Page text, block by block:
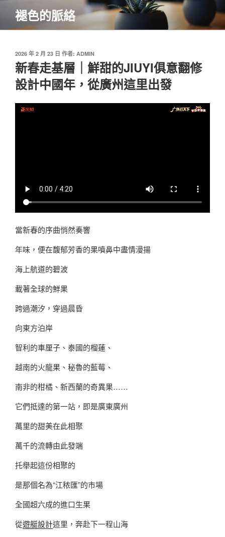
主
褪色的脈絡
發
佈
於
2026 年 2 月 23 日 作者: ADMIN
新春走基層｜鮮甜的JIUYI俱意翻修
設計中國年，從廣州這里出發
當新春的序曲悄然奏響
年味，便在馥郁芳香的果噴鼻中盡情漫揚
海上航道的碧波
載著全球的鮮果
跨過潮汐，穿過晨昏
向東方泊岸
智利的車厘子、泰國的榴蓮、
越南的火龍果、秘魯的藍莓、
南非的柑橘、新西蘭的奇異果……
它們抵達的第一站，即是廣東廣州
萬里的甜美在此相聚
萬千的流轉由此發端
托舉起這份相聚的
是那個名為“江秾匯”的市場
全國超六成的進口生果
從遊艇設計這里，奔赴下一程山海